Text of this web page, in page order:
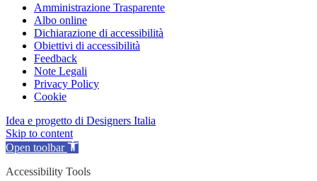
Amministrazione Trasparente
Albo online
Dichiarazione di accessibilità
Obiettivi di accessibilità
Feedback
Note Legali
Privacy Policy
Cookie
Idea e progetto di Designers Italia
Skip to content
Open toolbar
Accessibility Tools